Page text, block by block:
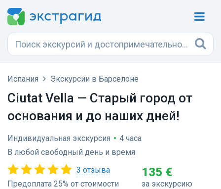
Испания Экскурсии в Барселоне
Ciutat Vella — Старый город от
основания и до наших дней!
Индивидуальная экскурсия • 4 часа
В любой свободный день и время
3 отзыва
Предоплата 25% от стоимости
135 €
за экскурсию